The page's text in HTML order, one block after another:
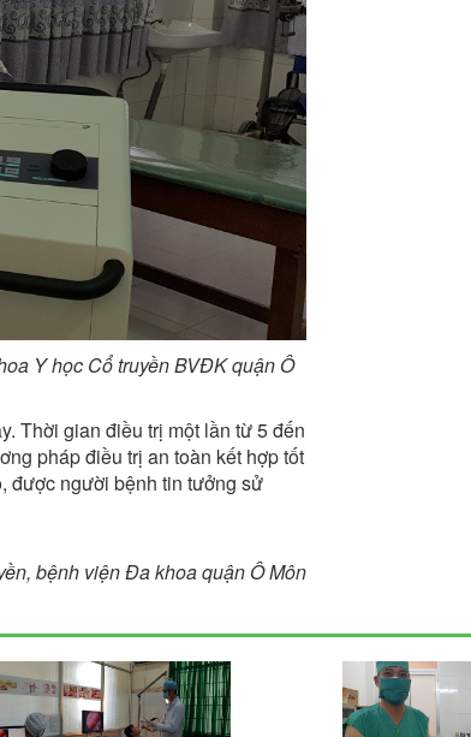
Y học Cổ truyền BVĐK quận Ô
Thời gian điều trị một lần từ 5 đến
pháp điều trị an toàn kết hợp tốt
được người bệnh tin tưởng sử
bệnh viện Đa khoa quận Ô Môn